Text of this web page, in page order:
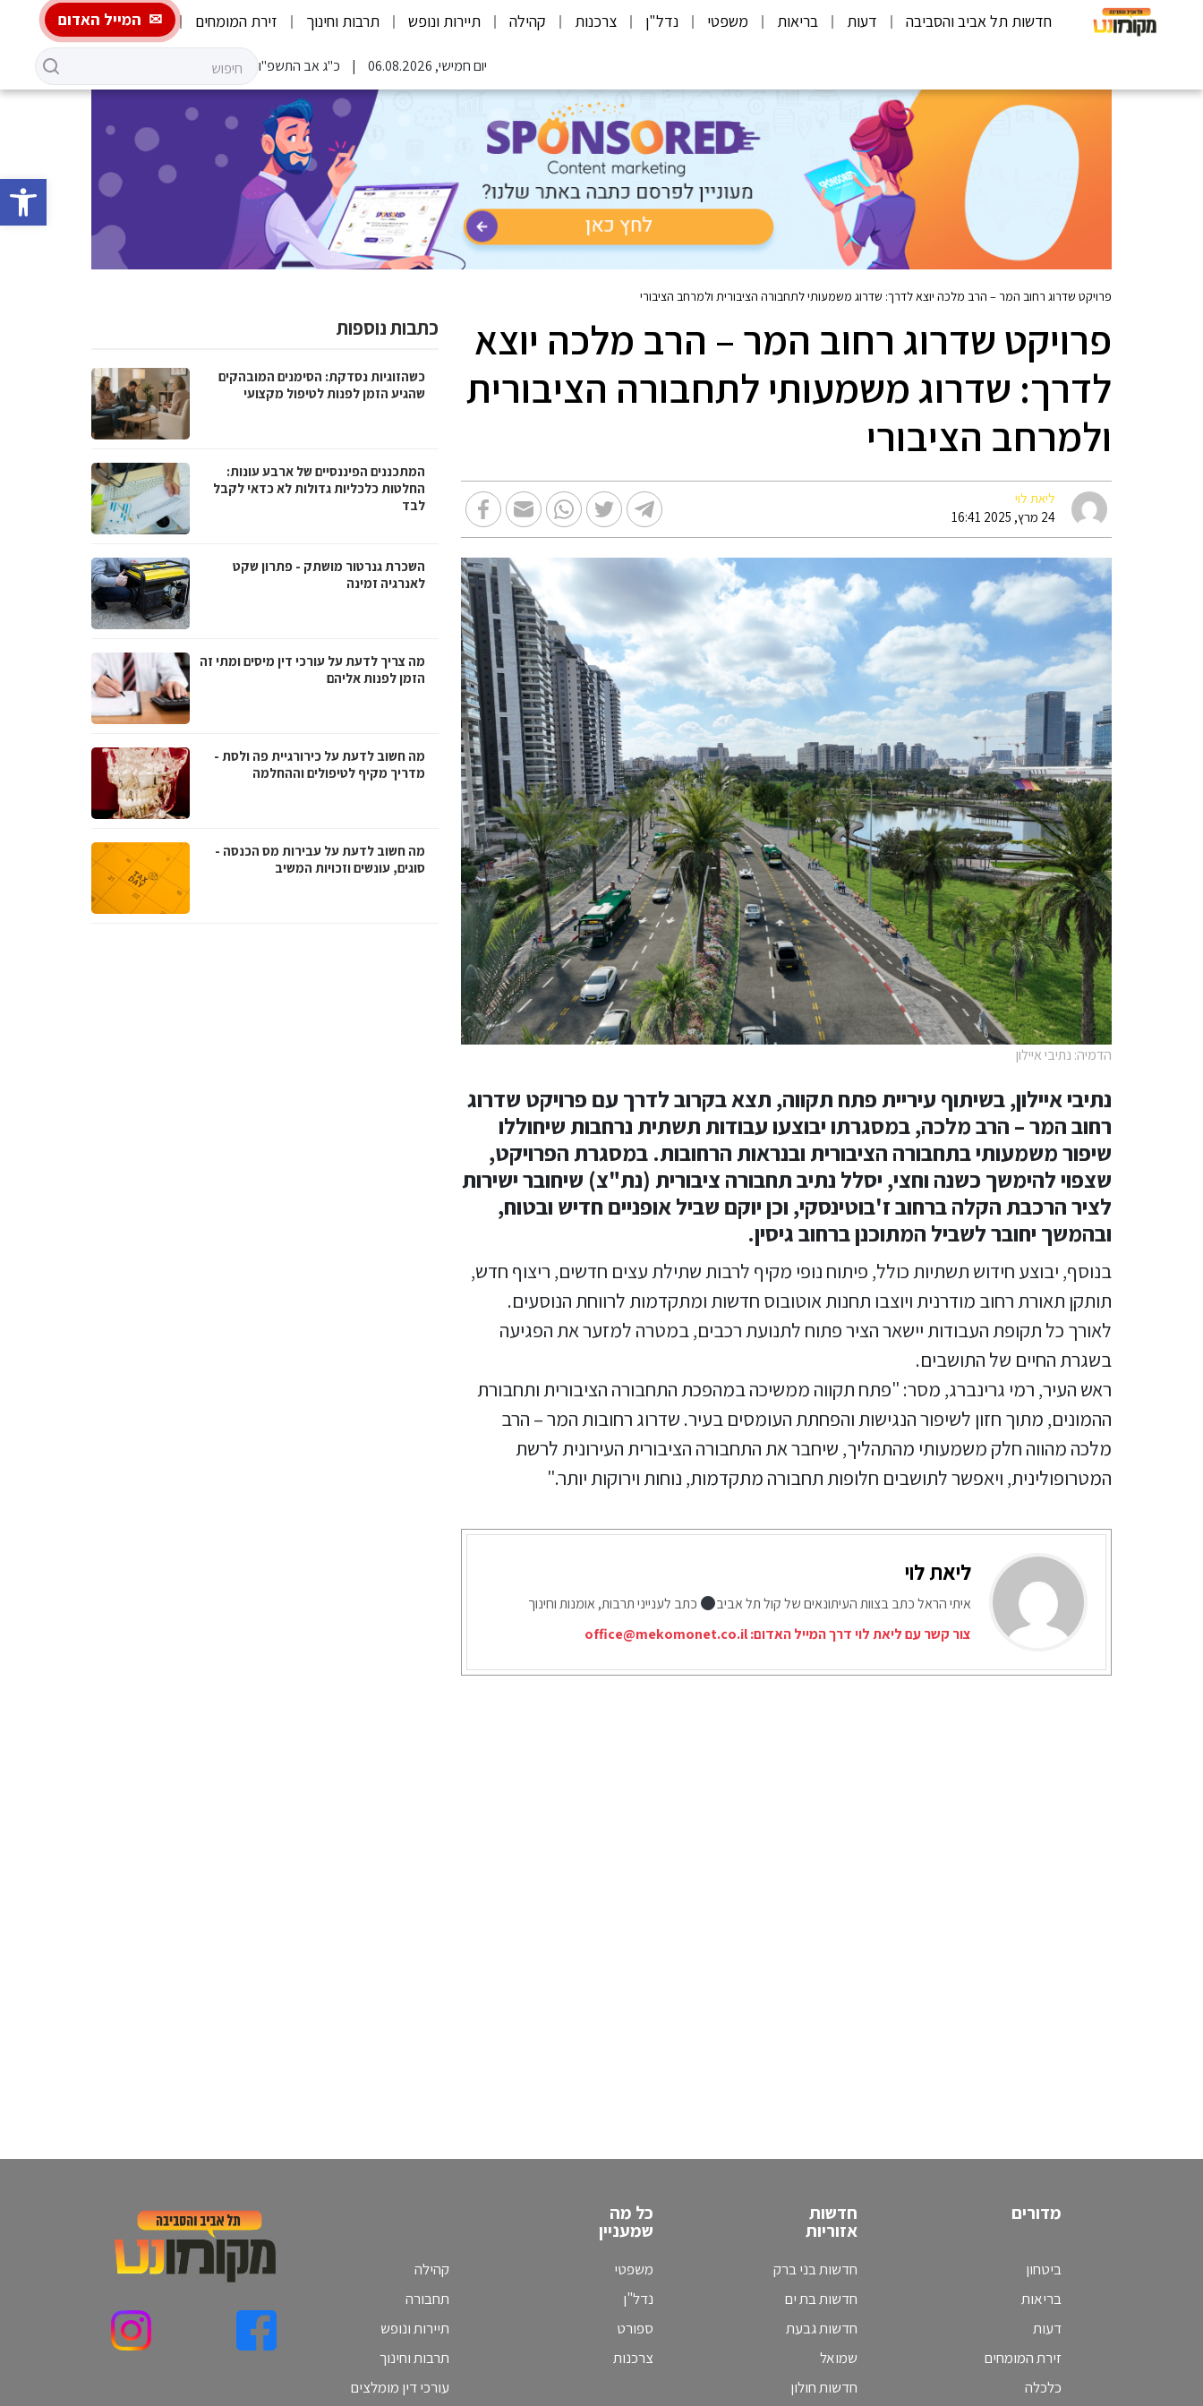
פתח
חדשות תל אביב והסביבה דעות בריאות משפטי נדל"ן צרכנות קהילה תיירות ונופש תרבות וחינוך זירת המומחים המייל האדום
יום חמישי, 06.08.2026 כ"ג אב התשפ"ו
פרויקט שדרוג רחוב המר – הרב מלכה יוצא לדרך: שדרוג משמעותי לתחבורה הציבורית ולמרחב הציבורי
פרויקט שדרוג רחוב המר – הרב מלכה יוצא
לדרך: שדרוג משמעותי לתחבורה הציבורית
ולמרחב הציבורי
ליאת לוי
24 מרץ, 2025 16:41
הדמיה: נתיבי איילון
נתיבי איילון, בשיתוף עיריית פתח תקווה, תצא בקרוב לדרך עם פרויקט שדרוג
רחוב המר – הרב מלכה, במסגרתו יבוצעו עבודות תשתית נרחבות שיחוללו
שיפור משמעותי בתחבורה הציבורית ובנראות הרחובות. במסגרת הפרויקט,
שצפוי להימשך כשנה וחצי, יסלל נתיב תחבורה ציבורית (נת"צ) שיחובר ישירות
לציר הרכבת הקלה ברחוב ז'בוטינסקי, וכן יוקם שביל אופניים חדיש ובטוח,
ובהמשך יחובר לשביל המתוכנן ברחוב גיסין.
בנוסף, יבוצע חידוש תשתיות כולל, פיתוח נופי מקיף לרבות שתילת עצים חדשים, ריצוף חדש,
תותקן תאורת רחוב מודרנית ויוצבו תחנות אוטובוס חדשות ומתקדמות לרווחת הנוסעים.
לאורך כל תקופת העבודות יישאר הציר פתוח לתנועת רכבים, במטרה למזער את הפגיעה
בשגרת החיים של התושבים.
ראש העיר, רמי גרינברג, מסר: "פתח תקווה ממשיכה במהפכת התחבורה הציבורית ותחבורת
ההמונים, מתוך חזון לשיפור הנגישות והפחתת העומסים בעיר. שדרוג רחובות המר – הרב
מלכה מהווה חלק משמעותי מהתהליך, שיחבר את התחבורה הציבורית העירונית לרשת
המטרופולינית, ויאפשר לתושבים חלופות תחבורה מתקדמות, נוחות וירוקות יותר."
ליאת לוי
איתי הראל כתב בצוות העיתונאים של קול תל אביב
כתב לענייני תרבות, אומנות וחינוך
צור קשר עם ליאת לוי דרך המייל האדום:office@mekomonet.co.il
כתבות נוספות
כשהזוגיות נסדקת: הסימנים המובהקים
שהגיע הזמן לפנות לטיפול מקצועי
המתכננים הפיננסיים של ארבע עונות:
החלטות כלכליות גדולות לא כדאי לקבל
לבד
השכרת גנרטור מושתק - פתרון שקט
לאנרגיה זמינה
מה צריך לדעת על עורכי דין מיסים ומתי זה
הזמן לפנות אליהם
מה חשוב לדעת על כירורגיית פה ולסת -
מדריך מקיף לטיפולים וההחלמה
מה חשוב לדעת על עבירות מס הכנסה -
סוגים, עונשים וזכויות המשיב
מדורים
ביטחון
בריאות
דעות
זירת המומחים
כלכלה
חדשות
אזוריות
חדשות בני ברק
חדשות בת ים
חדשות גבעת
שמואל
חדשות חולון
כל מה
שמעניין
משפטי
נדל"ן
ספורט
צרכנות
קהילה
תחבורה
תיירות ונופש
תרבות וחינוך
עורכי דין מומלצים